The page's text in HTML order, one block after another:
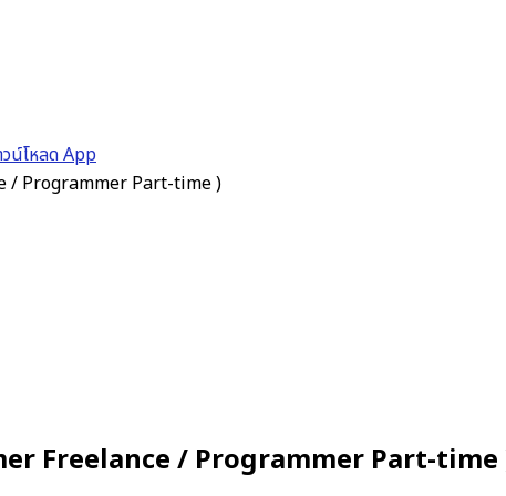
วน์โหลด App
/ Programmer Part-time )
Freelance / Programmer Part-time